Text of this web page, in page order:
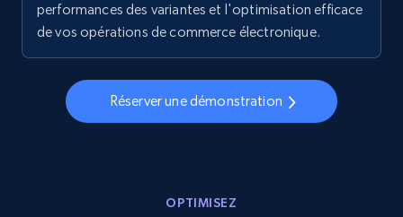
Walmart - products - Discover products by
using sku numbers
URL, Final price, Sku, Currency, Gtin,
Specifications, Image urls, Top reviews, and
performances des variantes et l'optimisation efficace
de vos opérations de commerce électronique.
Réserver une démonstration
OPTIMISEZ